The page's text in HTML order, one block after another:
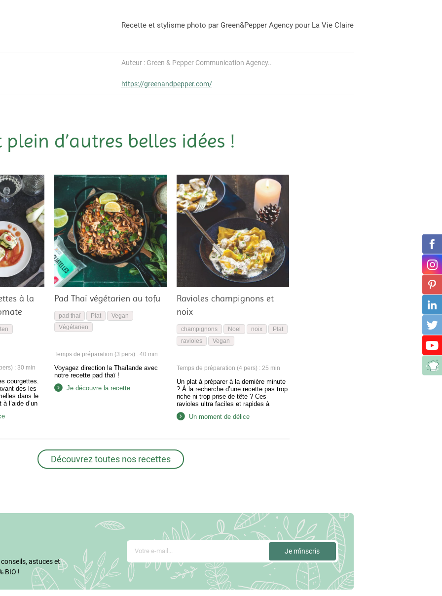
Recette et stylisme photo par Green&Pepper Agency pour La Vie Claire
Auteur : Green & Pepper Communication Agency..
https://greenandpepper.com/
plein d’autres belles idées !
à la
: 30 min
courgettes.
des les
dans le
l’aide d’un
Pad Thaï végétarien au tofu
pad thaï Plat
Vegan
Végétarien
Temps de préparation (3 pers) : 40 min
Voyagez direction la Thaïlande avec
notre recette pad thaï !
Je découvre la recette
Ravioles champignons et
noix
champignons Noel noix
Plat
ravioles
Vegan
Temps de préparation (4 pers) : 25 min
Un plat à préparer à la dernière minute
? À la recherche d’une recette pas trop
riche ni trop prise de tête ? Ces
ravioles ultra faciles et rapides à
réaliser relèvent le défi sans problème !
Préparer les ravioles : Émincer 250g
Un moment de délice
Découvrez toutes nos recettes
astuces et
BIO !